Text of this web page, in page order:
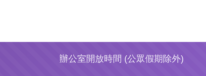
辦公室開放時間 (公眾假期除外)